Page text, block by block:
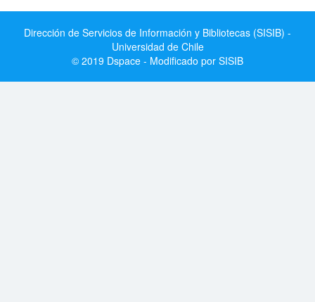
Dirección de Servicios de Información y Bibliotecas (SISIB) -
Universidad de Chile
© 2019 Dspace - Modificado por SISIB